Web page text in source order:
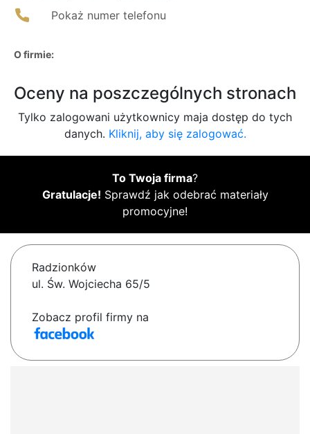
Pokaż numer telefonu
O firmie:
Oceny na poszczególnych stronach
Tylko zalogowani użytkownicy maja dostęp do tych
danych. Kliknij, aby się zalogować.
To Twoja firma?
Gratulacje! Sprawdź jak odebrać materiały
promocyjne!
Radzionków
ul. Św. Wojciecha 65/5
Zobacz profil firmy na